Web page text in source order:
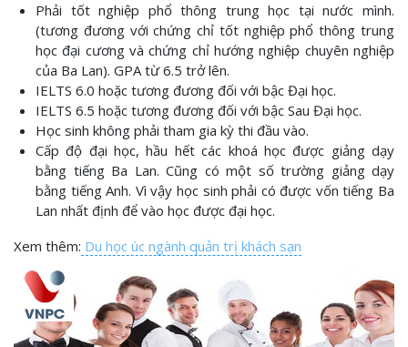
Phải tốt nghiệp phổ thông trung học tại nước mình.
(tương đương với chứng chỉ tốt nghiệp phổ thông trung
học đại cương và chứng chỉ hướng nghiệp chuyên nghiệp
của Ba Lan). GPA từ 6.5 trở lên.
IELTS 6.0 hoặc tương đương đối với bậc Đại học.
IELTS 6.5 hoặc tương đương đối với bậc Sau Đại học.
Học sinh không phải tham gia kỳ thi đầu vào.
Cấp độ đại học, hầu hết các khoá học được giảng dạy
bằng tiếng Ba Lan. Cũng có một số trường giảng dạy
bằng tiếng Anh. Vì vậy học sinh phải có được vốn tiếng Ba
Lan nhất định để vào học được đại học.
Xem thêm: Du học úc ngành quản trị khách sạn